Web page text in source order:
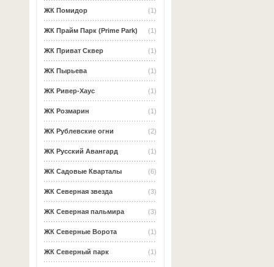
(1)
ЖК Помидор
(1)
ЖК Прайм Парк (Prime Park)
(1)
ЖК Приват Сквер
(1)
ЖК Пырьева
(1)
ЖК Ривер-Хаус
(1)
ЖК Розмарин
(2)
ЖК Рублевские огни
(1)
ЖК Русский Авангард
(6)
ЖК Садовые Кварталы
(3)
ЖК Северная звезда
(3)
ЖК Северная пальмира
(1)
ЖК Северные Ворота
(1)
ЖК Северный парк